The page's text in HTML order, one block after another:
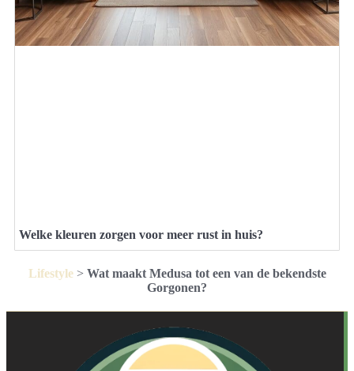
Welke kleuren zorgen voor meer rust in huis?
Lifestyle> Wat maakt Medusa tot een van de bekendste
Gorgonen?